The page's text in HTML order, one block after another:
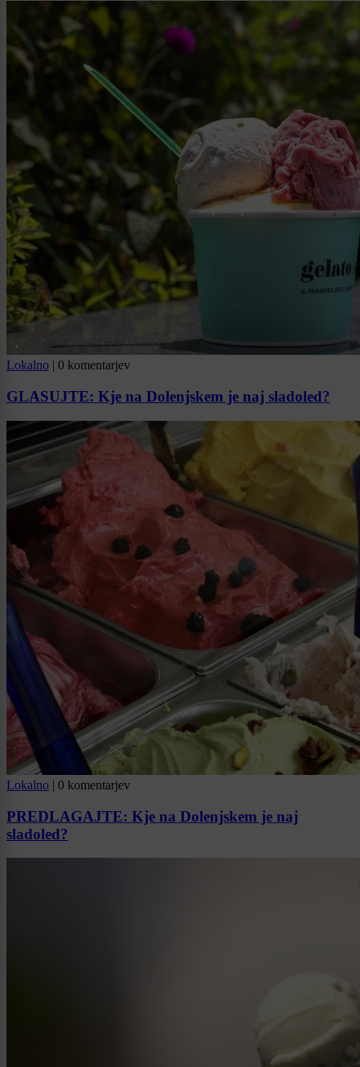
Lokalno | 0 komentarjev
GLASUJTE: Kje na Dolenjskem je naj sladoled?
Lokalno | 0 komentarjev
PREDLAGAJTE: Kje na Dolenjskem je naj
sladoled?